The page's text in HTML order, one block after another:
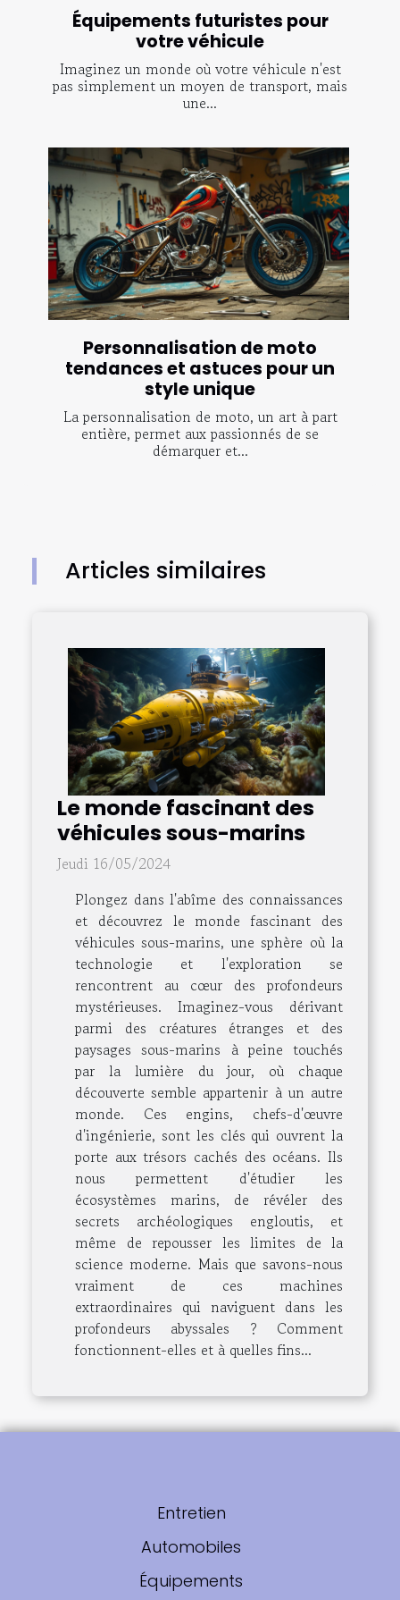
Équipements futuristes pour
votre véhicule
Imaginez un monde où votre véhicule n'est
pas simplement un moyen de transport, mais
une...
Personnalisation de moto
tendances et astuces pour un
style unique
La personnalisation de moto, un art à part
entière, permet aux passionnés de se
démarquer et...
Articles similaires
Le monde fascinant des
véhicules sous-marins
Jeudi 16/05/2024
Plongez dans l'abîme des connaissances
et découvrez le monde fascinant des
véhicules sous-marins, une sphère où la
technologie et l'exploration se
rencontrent au cœur des profondeurs
mystérieuses. Imaginez-vous dérivant
parmi des créatures étranges et des
paysages sous-marins à peine touchés
par la lumière du jour, où chaque
découverte semble appartenir à un autre
monde. Ces engins, chefs-d'œuvre
d'ingénierie, sont les clés qui ouvrent la
porte aux trésors cachés des océans. Ils
nous permettent d'étudier les
écosystèmes marins, de révéler des
secrets archéologiques engloutis, et
même de repousser les limites de la
science moderne. Mais que savons-nous
vraiment de ces machines
extraordinaires qui naviguent dans les
profondeurs abyssales ? Comment
fonctionnent-elles et à quelles fins...
Entretien
Automobiles
Équipements